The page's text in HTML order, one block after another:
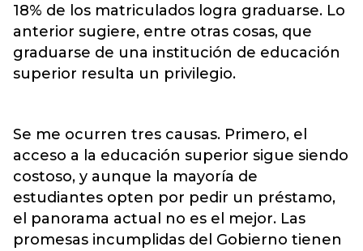
18% de los matriculados logra graduarse. Lo
anterior sugiere, entre otras cosas, que
graduarse de una institución de educación
superior resulta un privilegio.
Se me ocurren tres causas. Primero, el
acceso a la educación superior sigue siendo
costoso, y aunque la mayoría de
estudiantes opten por pedir un préstamo,
el panorama actual no es el mejor. Las
promesas incumplidas del Gobierno tienen